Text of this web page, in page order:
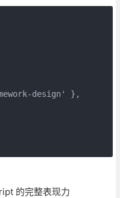
design' },
的完整表现力